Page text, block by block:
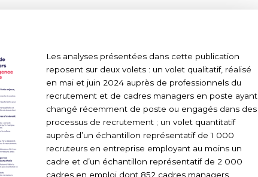
Les analyses présentées dans cette publication
reposent sur deux volets : un volet qualitatif, réalisé
en mai et juin 2024 auprès de professionnels du
recrutement et de cadres managers en poste ayant
changé récemment de poste ou engagés dans des
processus de recrutement ; un volet quantitatif
auprès d’un échantillon représentatif de 1 000
recruteurs en entreprise employant au moins un
cadre et d’un échantillon représentatif de 2 000
cadres en emploi dont 852 cadres managers.